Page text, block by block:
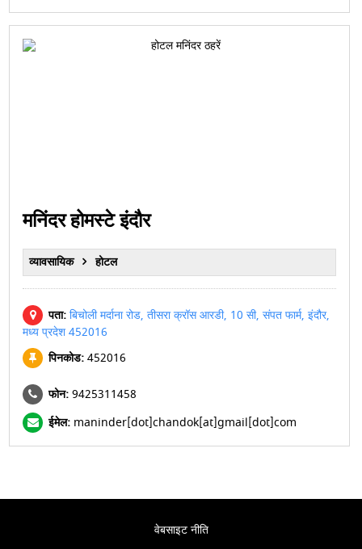
मनिंदर होमस्टे इंदौर
व्यावसायिक होटल
पता: बिचोली मर्दाना रोड, तीसरा क्रॉस आरडी, 10 सी, संपत फार्म, इंदौर,
मध्य प्रदेश 452016
पिनकोड:452016
फोन:9425311458
ईमेल: maninder[dot]chandok[at]gmail[dot]com
वेबसाइट नीति